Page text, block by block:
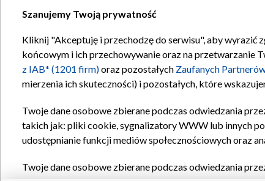
Regulamin TVP
Szanujemy Twoją prywatność
Kliknij "Akceptuję i przechodzę do serwisu", aby wyrazić
końcowym i ich przechowywanie oraz na przetwarzanie
z IAB* (1201 firm)oraz pozostałych Zaufanych
mierzenia ich skuteczności) i pozostałych, które
Twoje dane osobowe zbierane podczas odwiedzania
takich jak: pliki cookie, sygnalizatory WWW lub innych
udostępnianie funkcji mediów społecznościowych oraz
Twoje dane osobowe zbierane podczas odwiedzania